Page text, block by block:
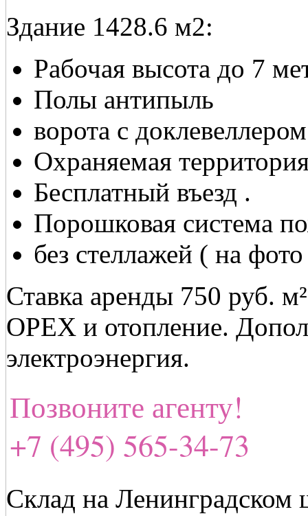
Здание 1428.6 м2:
Рабочая высота до 7
Полы антипыль
ворота с доклевеллером
Охраняемая
Бесплатный въезд .
Порошковая система
без стеллажей ( на
Ставка аренды 750 руб.
OPEX и отопление.
электроэнергия.
Позвоните агенту!
+7 (495) 565-34-73
Склад на